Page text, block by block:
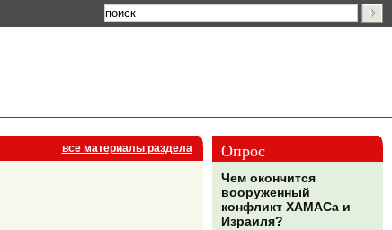
все материалы раздела Опрос
Чем окончится
вооруженный
конфликт ХАМАСа и
Израиля?